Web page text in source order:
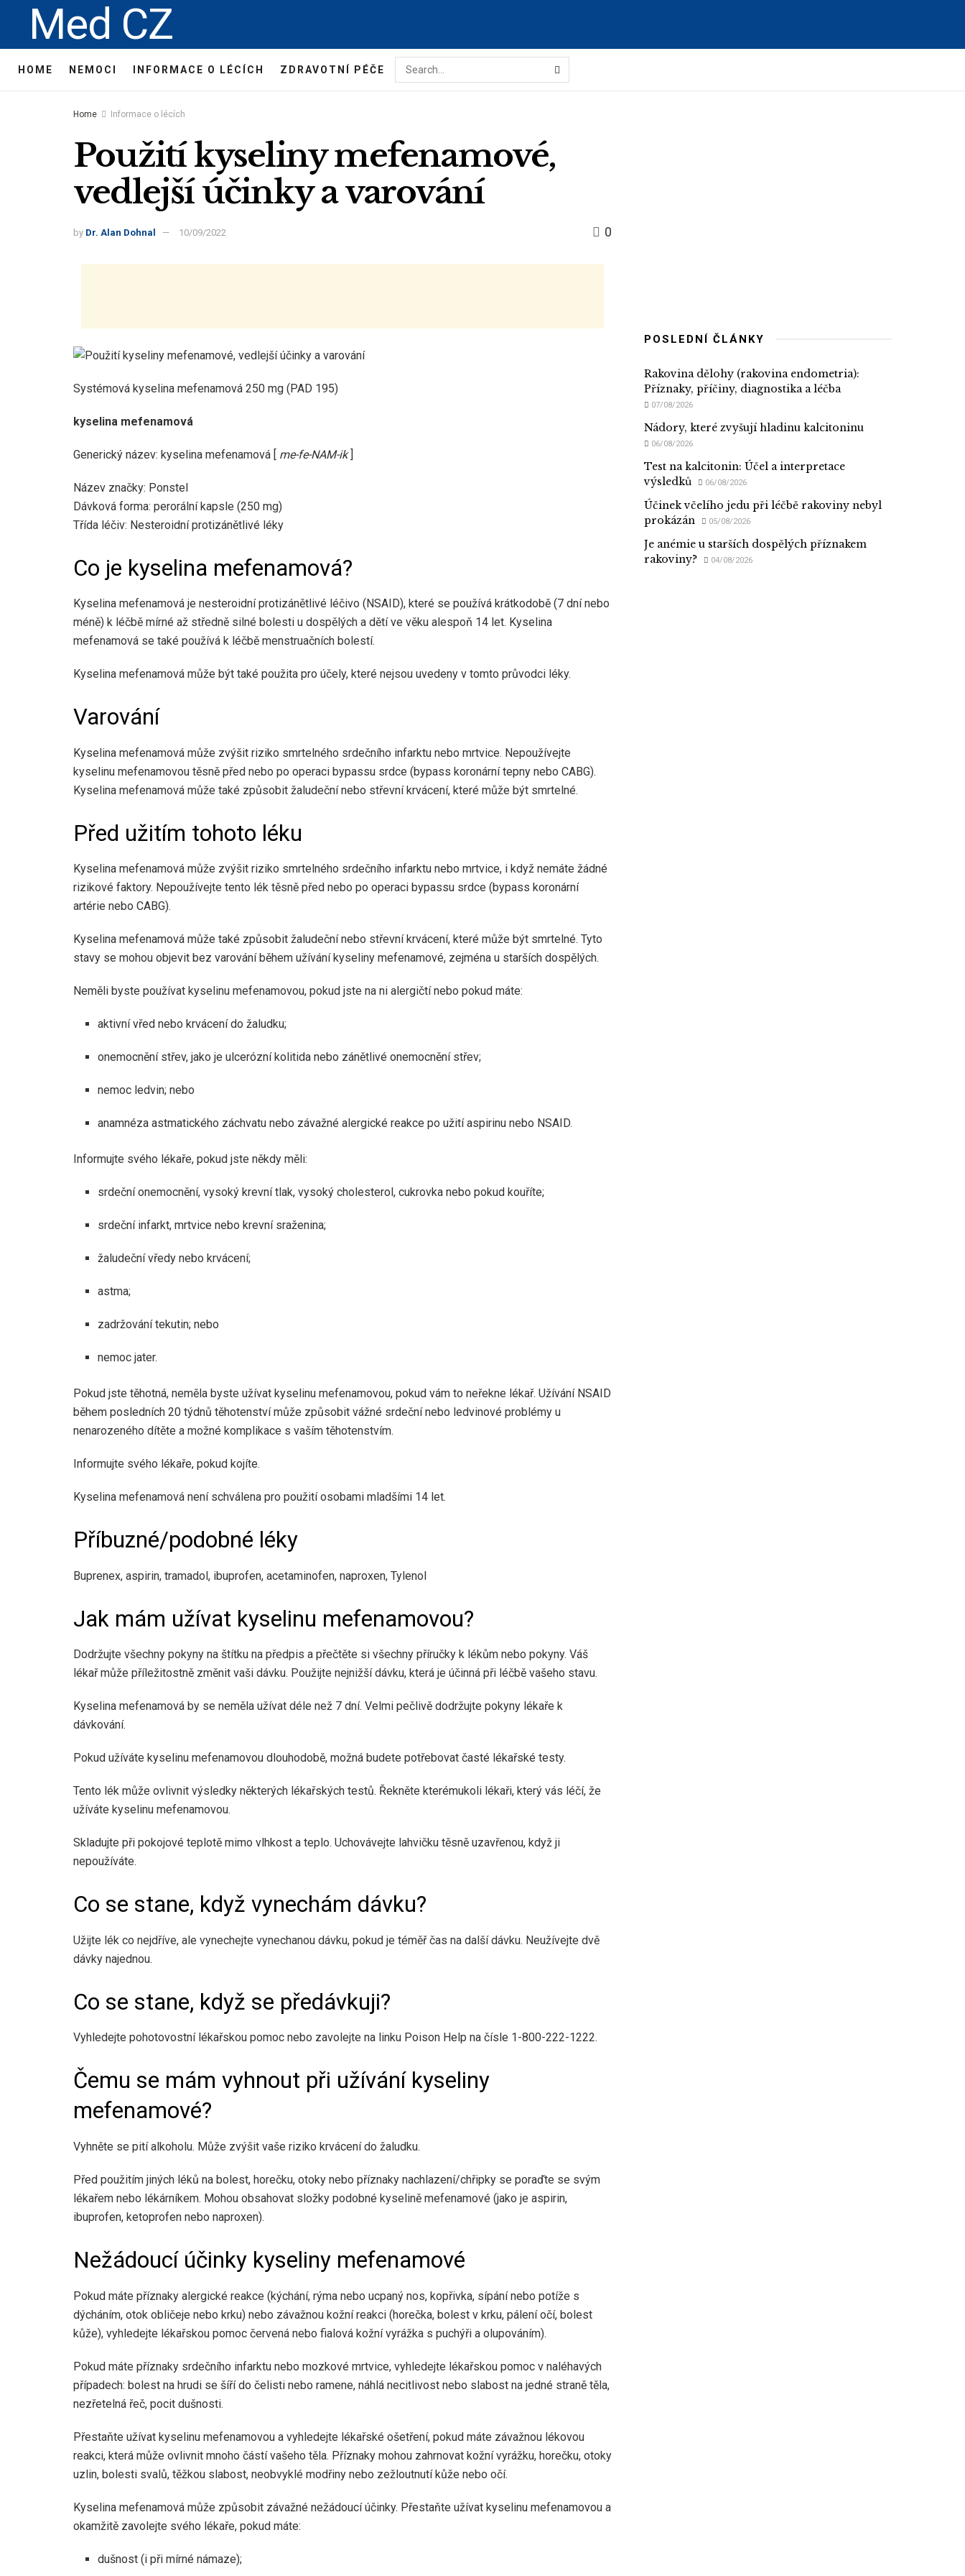
Med CZ
HOME NEMOCI INFORMACE O LÉCÍCH ZDRAVOTNÍ PÉČE
Home Informace o lécích
Použití kyseliny mefenamové,
vedlejší účinky a varování
by Dr. Alan Dohnal 10/09/2022 0
Systémová kyselina mefenamová 250 mg (PAD 195)
kyselina mefenamová
Generický název: kyselina mefenamová [ me-fe-NAM-ik]
Název značky: Ponstel
Dávková forma: perorální kapsle (250 mg)
Třída léčiv: Nesteroidní protizánětlivé léky
Co je kyselina mefenamová?
Kyselina mefenamová je nesteroidní protizánětlivé léčivo (NSAID), které se používá krátkodobě (7 dní nebo
méně) k léčbě mírné až středně silné bolesti u dospělých a dětí ve věku alespoň 14 let. Kyselina
mefenamová se také používá k léčbě menstruačních bolestí.
Kyselina mefenamová může být také použita pro účely, které nejsou uvedeny v tomto průvodci léky.
Varování
Kyselina mefenamová může zvýšit riziko smrtelného srdečního infarktu nebo mrtvice. Nepoužívejte
kyselinu mefenamovou těsně před nebo po operaci bypassu srdce (bypass koronární tepny nebo CABG).
Kyselina mefenamová může také způsobit žaludeční nebo střevní krvácení, které může být smrtelné.
Před užitím tohoto léku
Kyselina mefenamová může zvýšit riziko smrtelného srdečního infarktu nebo mrtvice, i když nemáte žádné
rizikové faktory. Nepoužívejte tento lék těsně před nebo po operaci bypassu srdce (bypass koronární
artérie nebo CABG).
Kyselina mefenamová může také způsobit žaludeční nebo střevní krvácení, které může být smrtelné. Tyto
stavy se mohou objevit bez varování během užívání kyseliny mefenamové, zejména u starších dospělých.
Neměli byste používat kyselinu mefenamovou, pokud jste na ni alergičtí nebo pokud máte:
aktivní vřed nebo krvácení do žaludku;
onemocnění střev, jako je ulcerózní kolitida nebo zánětlivé onemocnění střev;
nemoc ledvin; nebo
anamnéza astmatického záchvatu nebo závažné alergické reakce po užití aspirinu nebo NSAID.
Informujte svého lékaře, pokud jste někdy měli:
srdeční onemocnění, vysoký krevní tlak, vysoký cholesterol, cukrovka nebo pokud kouříte;
srdeční infarkt, mrtvice nebo krevní sraženina;
žaludeční vředy nebo krvácení;
astma;
zadržování tekutin; nebo
nemoc jater.
Pokud jste těhotná, neměla byste užívat kyselinu mefenamovou, pokud vám to neřekne lékař. Užívání NSAID
během posledních 20 týdnů těhotenství může způsobit vážné srdeční nebo ledvinové problémy u
nenarozeného dítěte a možné komplikace s vaším těhotenstvím.
Informujte svého lékaře, pokud kojíte.
Kyselina mefenamová není schválena pro použití osobami mladšími 14 let.
Příbuzné/podobné léky
Buprenex, aspirin, tramadol, ibuprofen, acetaminofen, naproxen, Tylenol
Jak mám užívat kyselinu mefenamovou?
Dodržujte všechny pokyny na štítku na předpis a přečtěte si všechny příručky k lékům nebo pokyny. Váš
lékař může příležitostně změnit vaši dávku. Použijte nejnižší dávku, která je účinná při léčbě vašeho stavu.
Kyselina mefenamová by se neměla užívat déle než 7 dní. Velmi pečlivě dodržujte pokyny lékaře k
dávkování.
Pokud užíváte kyselinu mefenamovou dlouhodobě, možná budete potřebovat časté lékařské testy.
Tento lék může ovlivnit výsledky některých lékařských testů. Řekněte kterémukoli lékaři, který vás léčí, že
užíváte kyselinu mefenamovou.
Skladujte při pokojové teplotě mimo vlhkost a teplo. Uchovávejte lahvičku těsně uzavřenou, když ji
nepoužíváte.
Co se stane, když vynechám dávku?
Užijte lék co ​​nejdříve, ale vynechejte vynechanou dávku, pokud je téměř čas na další dávku. Neužívejte dvě
dávky najednou.
Co se stane, když se předávkuji?
Vyhledejte pohotovostní lékařskou pomoc nebo zavolejte na linku Poison Help na čísle 1-800-222-1222.
Čemu se mám vyhnout při užívání kyseliny
mefenamové?
Vyhněte se pití alkoholu. Může zvýšit vaše riziko krvácení do žaludku.
Před použitím jiných léků na bolest, horečku, otoky nebo příznaky nachlazení/chřipky se poraďte se svým
lékařem nebo lékárníkem. Mohou obsahovat složky podobné kyselině mefenamové (jako je aspirin,
ibuprofen, ketoprofen nebo naproxen).
Nežádoucí účinky kyseliny mefenamové
Pokud máte příznaky alergické reakce (kýchání, rýma nebo ucpaný nos, kopřivka, sípání nebo potíže s
dýcháním, otok obličeje nebo krku) nebo závažnou kožní reakci (horečka, bolest v krku, pálení očí, bolest
kůže), vyhledejte lékařskou pomoc červená nebo fialová kožní vyrážka s puchýři a olupováním).
Pokud máte příznaky srdečního infarktu nebo mozkové mrtvice, vyhledejte lékařskou pomoc v naléhavých
případech: bolest na hrudi se šíří do čelisti nebo ramene, náhlá necitlivost nebo slabost na jedné straně těla,
nezřetelná řeč, pocit dušnosti.
Přestaňte užívat kyselinu mefenamovou a vyhledejte lékařské ošetření, pokud máte závažnou lékovou
reakci, která může ovlivnit mnoho částí vašeho těla. Příznaky mohou zahrnovat kožní vyrážku, horečku, otoky
uzlin, bolesti svalů, těžkou slabost, neobvyklé modřiny nebo zežloutnutí kůže nebo očí.
Kyselina mefenamová může způsobit závažné nežádoucí účinky. Přestaňte užívat kyselinu mefenamovou a
okamžitě zavolejte svého lékaře, pokud máte:
dušnost (i při mírné námaze);
POSLEDNÍ ČLÁNKY
Rakovina dělohy (rakovina endometria):
Příznaky, příčiny, diagnostika a léčba
07/08/2026
Nádory, které zvyšují hladinu kalcitoninu
06/08/2026
Test na kalcitonin: Účel a interpretace
výsledků
06/08/2026
Účinek včelího jedu při léčbě rakoviny nebyl
prokázán
05/08/2026
Je anémie u starších dospělých příznakem
rakoviny?
04/08/2026